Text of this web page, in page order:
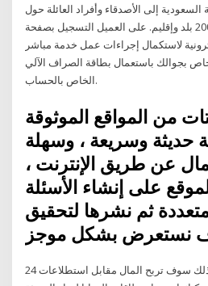
إلى الأصدقاء وأفراد العائلة حول
العالم، أي إلى أكثر من 200 بلد وإقليم. على العميل التسجيل بصفحة
لاستكمال إجراءات عمل خدمة مباشر
بجوالك باستعمال بطاقة الصراف الآلي
الخاص بالحساب.
من المواقع الموثوقة
حديثة وسريعة ، وسهلة
عن طريق الإنترنت ،
على إنشاء الأسئلة
ثم نشرها لتحقيق
نستعرض بشكل موجز
24 آب (أغسطس) 2020 4 - وكذلك سوف تربح المال مقابل استطلاعات